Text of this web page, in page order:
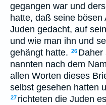
gegangen war und
hatte, daß seine
Juden gedacht, auf
und wie man ihn und
gehängt hatte. 26 Daher
nannten nach dem
allen Worten dieses
selbst gesehen hatten
27 richteten die Juden